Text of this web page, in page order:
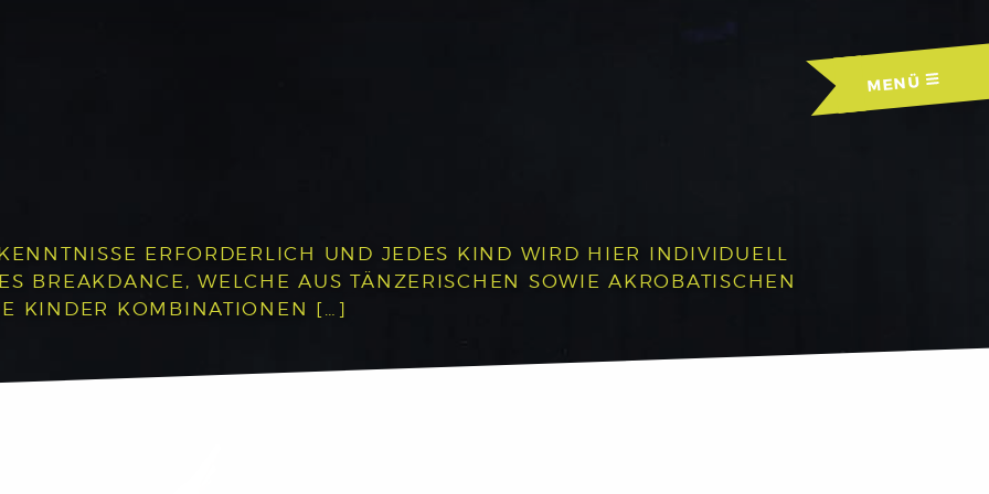
MENÜ
ERFORDERLICH UND JEDES KIND WIRD HIER INDIVIDUELL
BREAKDANCE, WELCHE AUS TÄNZERISCHEN SOWIE AKROBATISCHEN
KINDER KOMBINATIONEN […]